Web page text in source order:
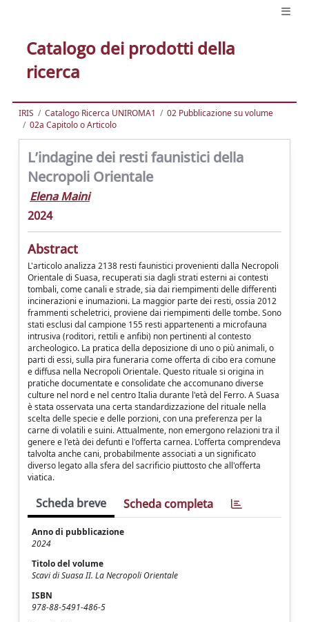
Catalogo dei prodotti della
ricerca
IRIS Catalogo Ricerca UNIROMA1
02 Pubblicazione su volume
02a Capitolo o Articolo
L’indagine dei resti faunistici della
Necropoli Orientale
Elena Maini
2024
Abstract
L'articolo analizza 2138 resti faunistici provenienti dalla Necropoli
Orientale di Suasa, recuperati sia dagli strati esterni ai contesti
tombali, come canali e strade, sia dai riempimenti delle differenti
incinerazioni e inumazioni. La maggior parte dei resti, ossia 2012
frammenti scheletrici, proviene dai riempimenti delle tombe. Sono
stati esclusi dal campione 155 resti appartenenti a microfauna
intrusiva (roditori, rettili e anfibi) non pertinenti al contesto
archeologico. La pratica della deposizione di uno o più animali, o
parti di essi, sulla pira funeraria come offerta di cibo era comune
e diffusa nella Necropoli Orientale. Questo rituale si origina in
pratiche documentate e consolidate che accomunano diverse
culture nel nord e nel centro Italia durante l'età del Ferro. A Suasa
è stata osservata una certa standardizzazione del rituale nella
scelta delle specie e delle porzioni, con una preferenza per la
carne di volatili e suini. Attualmente, non emergono relazioni tra il
genere e l'età dei defunti e l'offerta carnea. L'offerta comprendeva
talvolta anche cani, probabilmente associati a un significato
diverso legato alla sfera del sacrificio piuttosto che all'offerta
viatica.
Scheda breve Scheda completa
Anno di pubblicazione
2024
Titolo del volume
Scavi di Suasa II. La Necropoli Orientale
ISBN
978-88-5491-486-5